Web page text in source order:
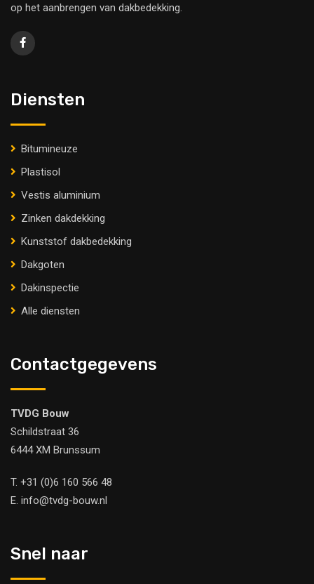
op het aanbrengen van dakbedekking.
Diensten
Bitumineuze
Plastisol
Vestis aluminium
Zinken dakdekking
Kunststof dakbedekking
Dakgoten
Dakinspectie
Alle diensten
Contactgegevens
TVDG Bouw
Schildstraat 36
6444 XM Brunssum
T. +31 (0)6 160 566 48
E. info@tvdg-bouw.nl
Snel naar